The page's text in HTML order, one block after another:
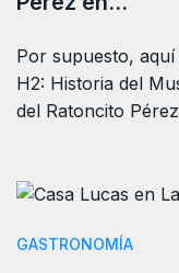
Por supuesto,
H2: Historia del
del Ratoncito
GASTRONOMÍA